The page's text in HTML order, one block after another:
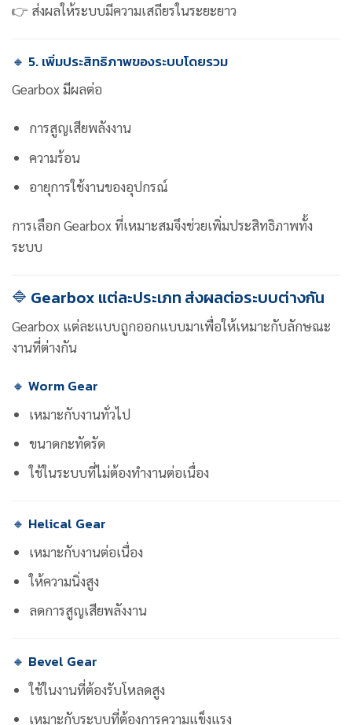
👉 ส่งผลให้ระบบมีความเสถียรในระยะยาว
🔸 5. เพิ่มประสิทธิภาพของระบบโดยรวม
Gearbox มีผลต่อ
การสูญเสียพลังงาน
ความร้อน
อายุการใช้งานของอุปกรณ์
การเลือก Gearbox ที่เหมาะสมจึงช่วยเพิ่มประสิทธิภาพทั้ง
ระบบ
🔷 Gearbox แต่ละประเภท ส่งผลต่อระบบต่างกัน
Gearbox แต่ละแบบถูกออกแบบมาเพื่อให้เหมาะกับลักษณะ
งานที่ต่างกัน
🔸 Worm Gear
เหมาะกับงานทั่วไป
ขนาดกะทัดรัด
ใช้ในระบบที่ไม่ต้องทำงานต่อเนื่อง
🔸 Helical Gear
เหมาะกับงานต่อเนื่อง
ให้ความนิ่งสูง
ลดการสูญเสียพลังงาน
🔸 Bevel Gear
ใช้ในงานที่ต้องรับโหลดสูง
เหมาะกับระบบที่ต้องการความแข็งแรง